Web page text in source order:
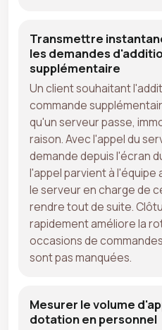
Transmettre
les demandes
supplémentaire
Un client souhaitant
commande
qu'un serveur passe,
raison. Avec l'appel du
demande depuis l'écran
l'appel parvient à l'équipe
le serveur en charge de
rendre tout de suite.
rapidement améliore la
occasions de
sont pas manquées.
Mesurer le volume
dotation en personnel